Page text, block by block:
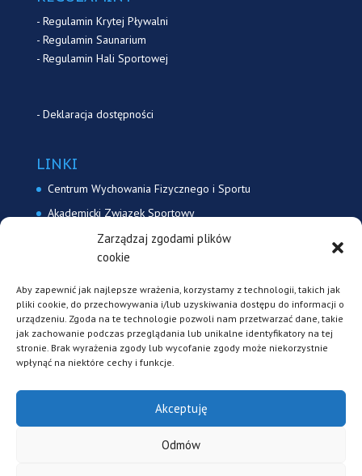
Zarządzaj zgodami plików
cookie
Aby zapewnić jak najlepsze wrażenia, korzystamy z technologii, takich jak
pliki cookie, do przechowywania i/lub uzyskiwania dostępu do informacji o
urządzeniu. Zgoda na te technologie pozwoli nam przetwarzać dane, takie
jak zachowanie podczas przeglądania lub unikalne identyfikatory na tej
stronie. Brak wyrażenia zgody lub wycofanie zgody może niekorzystnie
wpłynąć na niektóre cechy i funkcje.
Akceptuję
Odmów
- Regulamin Krytej Pływalni
- Regulamin Saunarium
- Regulamin Hali Sportowej
- Deklaracja dostępności
LINKI
Centrum Wychowania Fizycznego i Sportu
Akademicki Związek Sportowy
Akademicki Związek Sportowy Uniwersytetu Śląskiego
Akademicki Związek Sportowy Katowice
KONTAKT
ul. Paderewskigo 9
43-400 Cieszyn